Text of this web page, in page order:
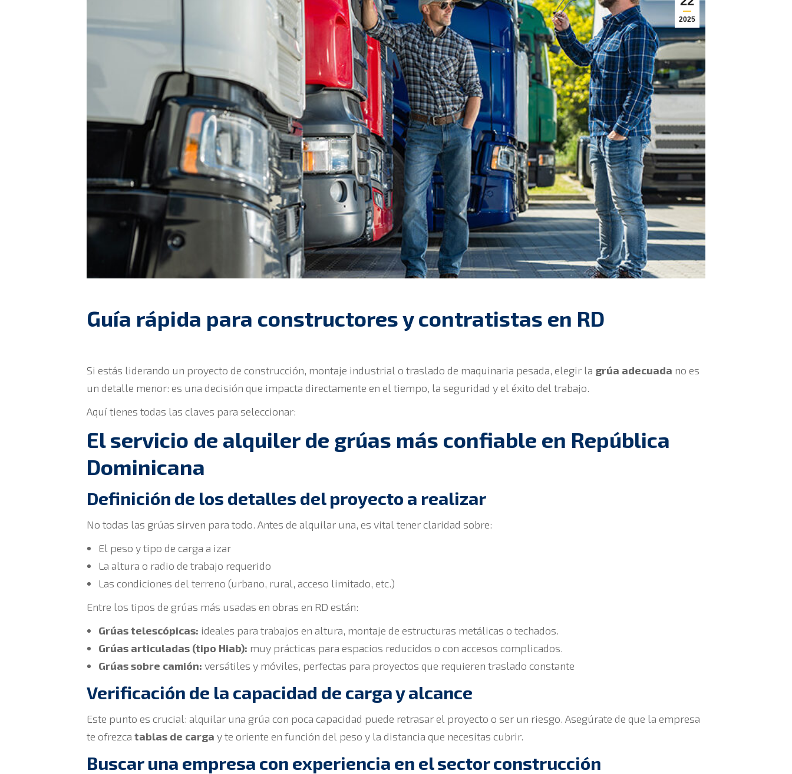
2025
Guía rápida para constructores y contratistas en RD
Si estás liderando un proyecto de construcción, montaje industrial o traslado de maquinaria pesada, elegir la grúa adecuada no es
un detalle menor: es una decisión que impacta directamente en el tiempo, la seguridad y el éxito del trabajo.
Aquí tienes todas las claves para seleccionar:
El servicio de alquiler de grúas más confiable en República
Dominicana
Definición de los detalles del proyecto a realizar
No todas las grúas sirven para todo. Antes de alquilar una, es vital tener claridad sobre:
El peso y tipo de carga a izar
La altura o radio de trabajo requerido
Las condiciones del terreno (urbano, rural, acceso limitado, etc.)
Entre los tipos de grúas más usadas en obras en RD están:
Grúas telescópicas: ideales para trabajos en altura, montaje de estructuras metálicas o techados.
Grúas articuladas (tipo Hiab): muy prácticas para espacios reducidos o con accesos complicados.
Grúas sobre camión: versátiles y móviles, perfectas para proyectos que requieren traslado constante
Verificación de la capacidad de carga y alcance
Este punto es crucial: alquilar una grúa con poca capacidad puede retrasar el proyecto o ser un riesgo. Asegúrate de que la empresa
te ofrezca tablas de carga y te oriente en función del peso y la distancia que necesitas cubrir.
Buscar una empresa con experiencia en el sector construcción